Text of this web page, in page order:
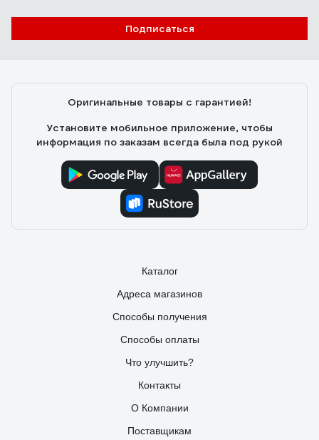
Подписаться
Оригинальные товары с гарантией!
Установите мобильное приложение, чтобы
информация по заказам всегда была под рукой
Каталог
Адреса магазинов
Способы получения
Способы оплаты
Что улучшить?
Контакты
О Компании
Поставщикам